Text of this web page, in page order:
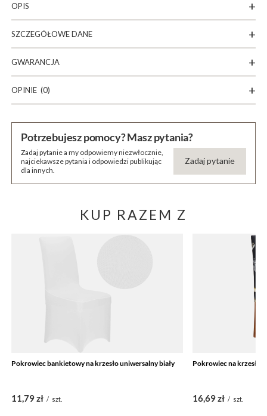
OPIS
SZCZEGÓŁOWE DANE
GWARANCJA
OPINIE (0)
Potrzebujesz pomocy? Masz pytania?
Zadaj pytanie a my odpowiemy niezwłocznie,
najciekawsze pytania i odpowiedzi publikując
dla innych.
Zadaj pytanie
KUP RAZEM Z
Pokrowiec bankietowy na krzesło uniwersalny biały
11,79 zł / szt.
Pokrowiec na krzesło
16,69 zł / szt.